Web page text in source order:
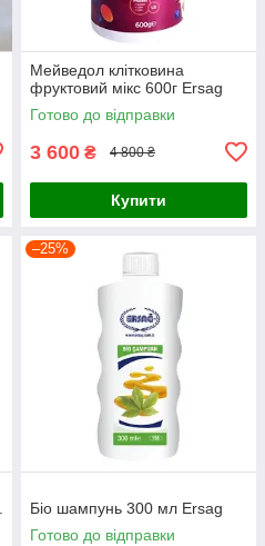
Мейведол клітковина
фруктовий мікс 600г Ersag
Готово до відправки
3 600 ₴ 4 800 ₴
Купити
–25%
Біо шампунь 300 мл Ersag
Готово до відправки